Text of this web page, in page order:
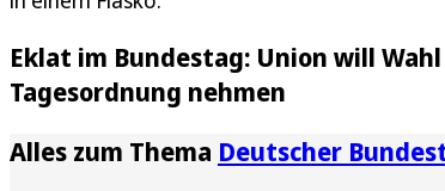
Eklat im Bundestag: Union will
Tagesordnung nehmen
Alles zum Thema Deutscher